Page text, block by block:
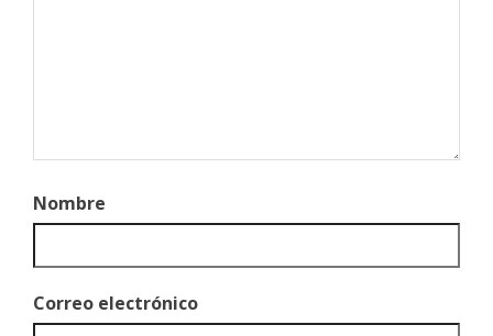
Nombre
Correo electrónico